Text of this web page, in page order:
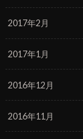
2017年2月
2017年1月
2016年12月
2016年11月